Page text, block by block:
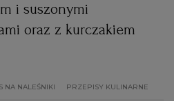
WŁOSKA
SEZONOWE
i suszonymi
oraz z kurczakiem
NA NALEŚNIKI PRZEPISY KULINARNE